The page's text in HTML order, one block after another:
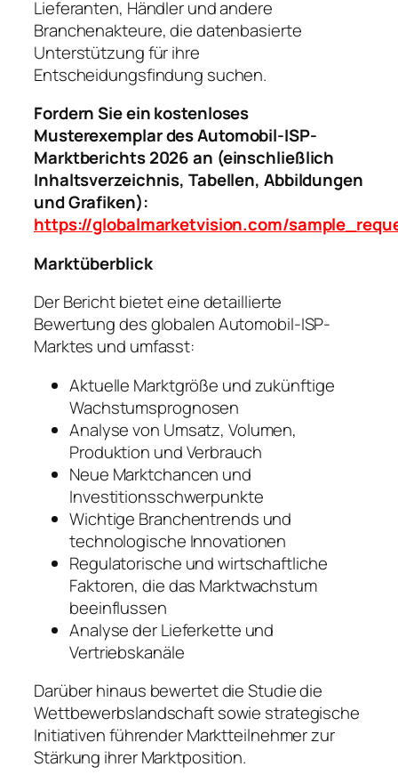
Lieferanten, Händler und andere
Branchenakteure, die datenbasierte
Unterstützung für ihre
Entscheidungsfindung suchen.
Fordern Sie ein kostenloses
Musterexemplar des Automobil-ISP-
Marktberichts 2026 an (einschließlich
Inhaltsverzeichnis, Tabellen, Abbildungen
und Grafiken):
https://globalmarketvision.com/
Marktüberblick
Der Bericht bietet eine detaillierte
Bewertung des globalen Automobil-ISP-
Marktes und umfasst:
Aktuelle Marktgröße und zukünftige
Wachstumsprognosen
Analyse von Umsatz, Volumen,
Produktion und Verbrauch
Neue Marktchancen und
Investitionsschwerpunkte
Wichtige Branchentrends und
technologische Innovationen
Regulatorische und wirtschaftliche
Faktoren, die das Marktwachstum
beeinflussen
Analyse der Lieferkette und
Vertriebskanäle
Darüber hinaus bewertet die Studie die
Wettbewerbslandschaft sowie strategische
Initiativen führender Marktteilnehmer zur
Stärkung ihrer Marktposition.